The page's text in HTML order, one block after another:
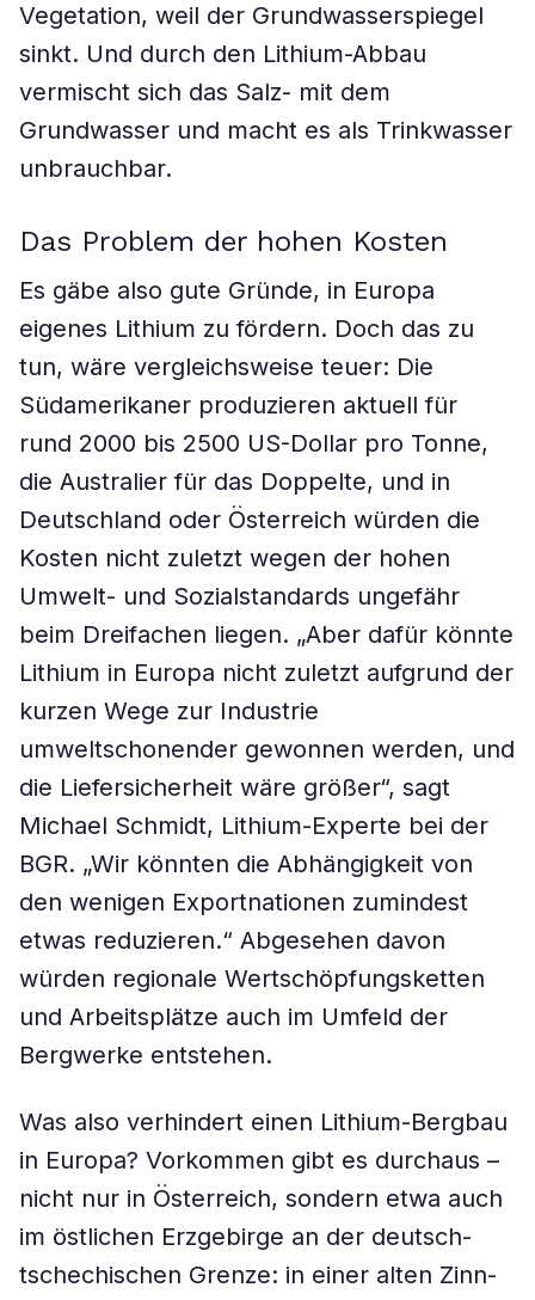
Vegetation, weil der Grundwasserspiegel
sinkt. Und durch den Lithium-Abbau
vermischt sich das Salz- mit dem
Grundwasser und macht es als Trinkwasser
unbrauchbar.
Das Problem der hohen Kosten
Es gäbe also gute Gründe, in Europa
eigenes Lithium zu fördern. Doch das zu
tun, wäre vergleichsweise teuer: Die
Südamerikaner produzieren aktuell für
rund 2000 bis 2500 US-Dollar pro Tonne,
die Australier für das Doppelte, und in
Deutschland oder Österreich würden die
Kosten nicht zuletzt wegen der hohen
Umwelt- und Sozialstandards ungefähr
beim Dreifachen liegen. „Aber dafür könnte
Lithium in Europa nicht zuletzt aufgrund der
kurzen Wege zur Industrie
umweltschonender gewonnen werden, und
die Liefersicherheit wäre größer“, sagt
Michael Schmidt, Lithium-Experte bei der
BGR. „Wir könnten die Abhängigkeit von
den wenigen Exportnationen zumindest
etwas reduzieren.“ Abgesehen davon
würden regionale Wertschöpfungsketten
und Arbeitsplätze auch im Umfeld der
Bergwerke entstehen.
Was also verhindert einen Lithium-Bergbau
in Europa? Vorkommen gibt es durchaus –
nicht nur in Österreich, sondern etwa auch
im östlichen Erzgebirge an der deutsch-
tschechischen Grenze: in einer alten Zinn-